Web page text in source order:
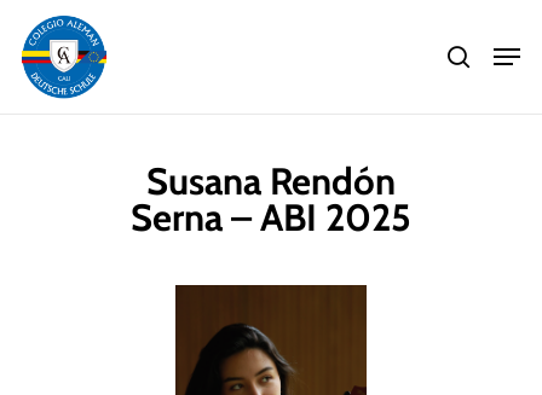
main
content
search
Susana Rendón
Serna – ABI 2025